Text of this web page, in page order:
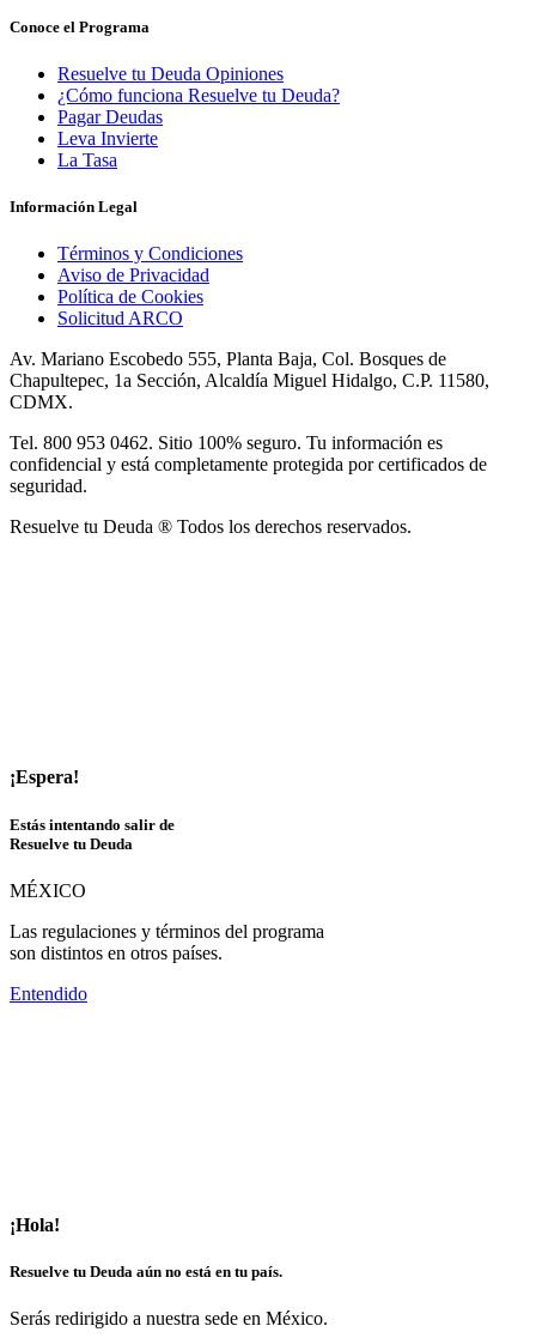
Conoce el Programa
Resuelve tu Deuda Opiniones
¿Cómo funciona Resuelve tu Deuda?
Pagar Deudas
Leva Invierte
La Tasa
Información Legal
Términos y Condiciones
Aviso de Privacidad
Política de Cookies
Solicitud ARCO
Av. Mariano Escobedo 555, Planta Baja, Col. Bosques de
Chapultepec, 1a Sección, Alcaldía Miguel Hidalgo, C.P. 11580,
CDMX.
Tel. 800 953 0462. Sitio 100% seguro. Tu información es
confidencial y está completamente protegida por certificados de
seguridad.
Resuelve tu Deuda ® Todos los derechos reservados.
¡Espera!
Estás intentando salir de
Resuelve tu Deuda
MÉXICO
Las regulaciones y términos del programa
son distintos en otros países.
Entendido
¡Hola!
Resuelve tu Deuda aún no está en tu país.
Serás redirigido a nuestra sede en México.